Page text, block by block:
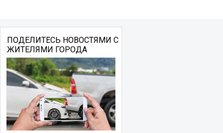
ПОДЕЛИТЕСЬ НОВОСТЯМИ С
ЖИТЕЛЯМИ ГОРОДА